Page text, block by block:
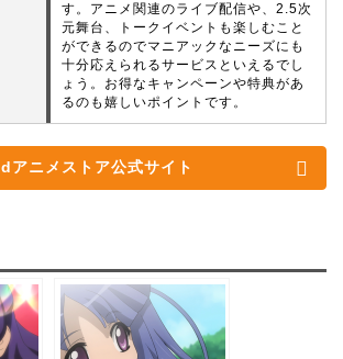
す。アニメ関連のライブ配信や、2.5次
元舞台、トークイベントも楽しむこと
ができるのでマニアックなニーズにも
十分応えられるサービスといえるでし
ょう。お得なキャンペーンや特典があ
るのも嬉しいポイントです。
dアニメストア公式サイト